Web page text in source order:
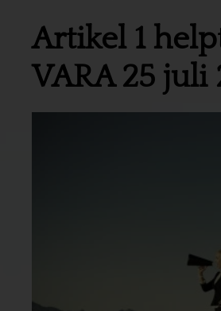
Artikel 1
VARA 25 juli